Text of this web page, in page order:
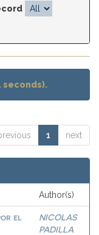
seconds).
1 next
Author(s)
el
NICOLAS
PADILLA